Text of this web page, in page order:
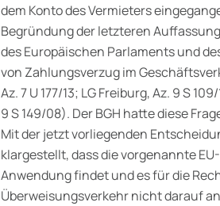
dem Konto des Vermieters
Begründung der letzteren
des Europäischen Parlaments und
von Zahlungsverzug im
Az. 7 U 177/13; LG Freiburg, Az. 9 S
9 S 149/08). Der BGH hatte diese
Mit der jetzt vorliegenden
klargestellt, dass die vorgenannte
Anwendung findet und es für die
Überweisungsverkehr nicht darauf